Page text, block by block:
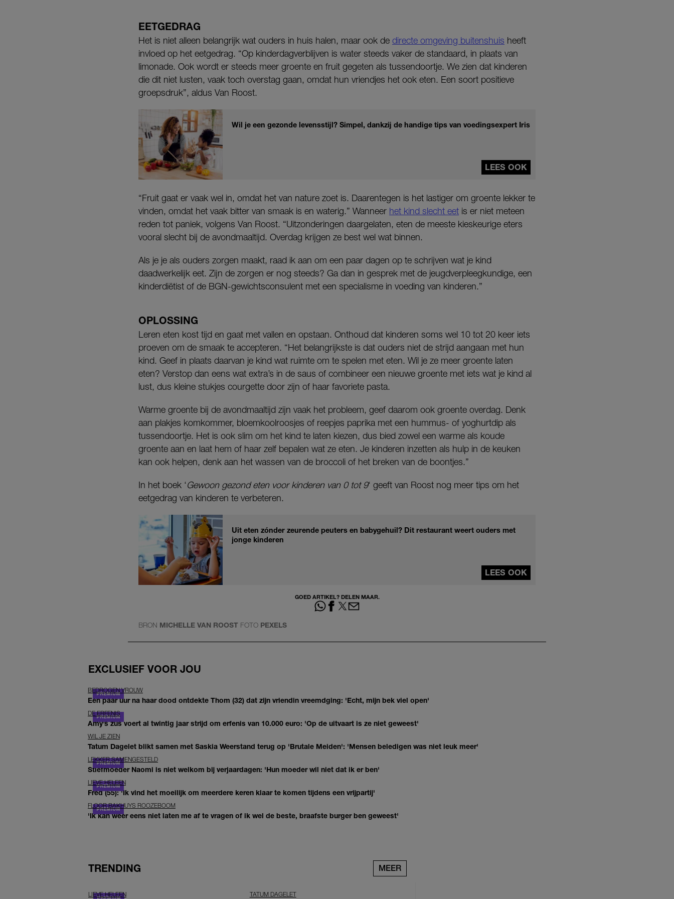
EETGEDRAG
Het is niet alleen belangrijk wat ouders in huis halen, maar ook de directe omgeving buitenshuis heeft
invloed op het eetgedrag. “Op kinderdagverblijven is water steeds vaker de standaard, in plaats van
limonade. Ook wordt er steeds meer groente en fruit gegeten als tussendoortje. We zien dat kinderen
die dit niet lusten, vaak toch overstag gaan, omdat hun vriendjes het ook eten. Een soort positieve
groepsdruk”, aldus Van Roost.
Wil je een gezonde levensstijl? Simpel, dankzij de handige tips van voedingsexpert Iris
LEES OOK
“Fruit gaat er vaak wel in, omdat het van nature zoet is. Daarentegen is het lastiger om groente lekker te
vinden, omdat het vaak bitter van smaak is en waterig.” Wanneer het kind slecht eet is er niet meteen
reden tot paniek, volgens Van Roost. “Uitzonderingen daargelaten, eten de meeste kieskeurige eters
vooral slecht bij de avondmaaltijd. Overdag krijgen ze best wel wat binnen.
Als je je als ouders zorgen maakt, raad ik aan om een paar dagen op te schrijven wat je kind
daadwerkelijk eet. Zijn de zorgen er nog steeds? Ga dan in gesprek met de jeugdverpleegkundige, een
kinderdiëtist of de BGN-gewichtsconsulent met een specialisme in voeding van kinderen.”
OPLOSSING
Leren eten kost tijd en gaat met vallen en opstaan. Onthoud dat kinderen soms wel 10 tot 20 keer iets
proeven om de smaak te accepteren. “Het belangrijkste is dat ouders niet de strijd aangaan met hun
kind. Geef in plaats daarvan je kind wat ruimte om te spelen met eten. Wil je ze meer groente laten
eten? Verstop dan eens wat extra’s in de saus of combineer een nieuwe groente met iets wat je kind al
lust, dus kleine stukjes courgette door zijn of haar favoriete pasta.
Warme groente bij de avondmaaltijd zijn vaak het probleem, geef daarom ook groente overdag. Denk
aan plakjes komkommer, bloemkoolroosjes of reepjes paprika met een hummus- of yoghurtdip als
tussendoortje. Het is ook slim om het kind te laten kiezen, dus bied zowel een warme als koude
groente aan en laat hem of haar zelf bepalen wat ze eten. Je kinderen inzetten als hulp in de keuken
kan ook helpen, denk aan het wassen van de broccoli of het breken van de boontjes.”
In het boek ‘Gewoon gezond eten voor kinderen van 0 tot 9‘ geeft van Roost nog meer tips om het
eetgedrag van kinderen te verbeteren.
Uit eten zónder zeurende peuters en babygehuil? Dit restaurant weert ouders met
jonge kinderen
LEES OOK
GOED ARTIKEL? DELEN MAAR.
BRON MICHELLE VAN ROOST FOTO PEXELS
EXCLUSIEF VOOR JOU
BEDROGEN VROUW
Een paar uur na haar dood ontdekte Thom (32) dat zijn vriendin vreemdging: 'Echt, mijn bek viel open'
DE ERFENIS
Amy’s zus voert al twintig jaar strijd om erfenis van 10.000 euro: 'Op de uitvaart is ze niet geweest'
WIL JE ZIEN
Tatum Dagelet blikt samen met Saskia Weerstand terug op 'Brutale Meiden': 'Mensen beledigen was niet leuk meer'
LEKKER SAMENGESTELD
Stiefmoeder Naomi is niet welkom bij verjaardagen: 'Hun moeder wil niet dat ik er ben'
LIEVE HELEEN
Fred (55): 'Ik vind het moeilijk om meerdere keren klaar te komen tijdens een vrijpartij'
FLOOR BAKHUYS ROOZEBOOM
'Ik kan weer eens niet laten me af te vragen of ik wel de beste, braafste burger ben geweest'
TRENDING MEER
LIEVE HELEEN TATUM DAGELET